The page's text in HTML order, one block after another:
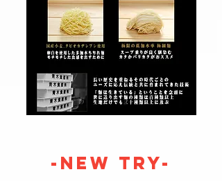
-NEW TRY-